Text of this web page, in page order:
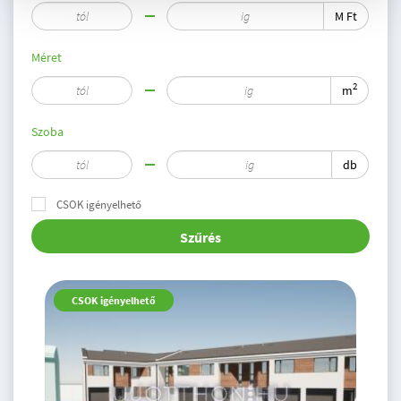
M Ft
Méret
m2
Szoba
db
CSOK igényelhető
Szűrés
CSOK igényelhető